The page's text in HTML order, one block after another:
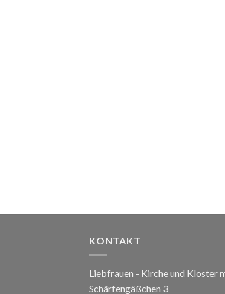
KONTAKT
Liebfrauen - Kirche und Kloster
Schärfengäßchen 3